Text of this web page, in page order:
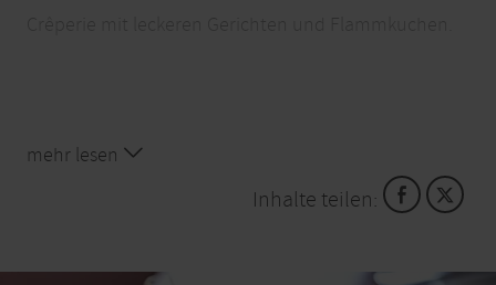
mehr lesen
Inhalte teilen: